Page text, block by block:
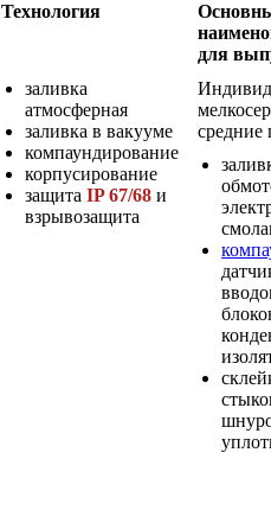
Технология
для
заливка
атмосферная
заливка в вакууме
компаундирование
корпусирование
защита IP 67/68 и
взрывозащита
средние